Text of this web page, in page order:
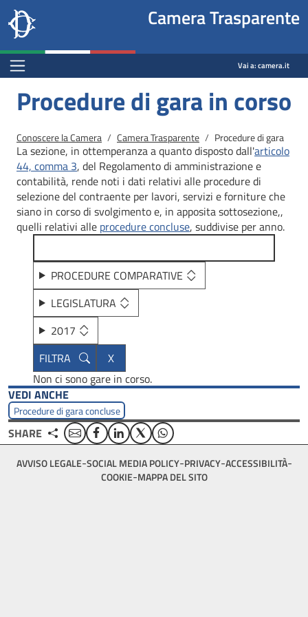
Salta al contenuto principale
Salta al menu di navigazione
Site
header
block
Camera dei deputati
Camera Trasparente
Menu Bar block
Vai a:camera.it
Procedure di gara in corso
Briciole di pane
Conoscere la Camera Camera Trasparente Procedure di gara
La sezione, in ottemperanza a quanto disposto dall'articolo
44, comma 3, del Regolamento di amministrazione e
contabilità, rende noti i dati relativi alle procedure di
selezione del contraente per lavori, servizi e forniture che
siano in corso di svolgimento e, in apposita sottosezione,,
quelli relativi alle procedure concluse, suddivise per anno.
PROCEDURE COMPARATIVE
LEGISLATURA
2017
Non ci sono gare in corso.
VEDI ANCHE
Procedure di gara concluse
SHARE EmailFacebookLinkedinTwitterWhatsApp
Footer
bottom
AVVISO LEGALE SOCIAL MEDIA POLICY PRIVACY ACCESSIBILITÀ
COOKIE MAPPA DEL SITO
Fine pagina
Salta al contenuto principale
Salta al menu di navigazione
Vai a inizio pagina